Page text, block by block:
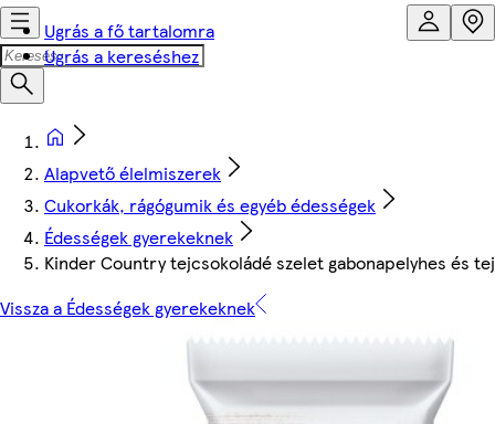
Ugrás a fő tartalomra
Ugrás a kereséshez
Alapvető élelmiszerek
Cukorkák, rágógumik és egyéb édességek
Édességek gyerekeknek
Kinder Country tejcsokoládé szelet gabonapelyhes és
Vissza a Édességek gyerekeknek